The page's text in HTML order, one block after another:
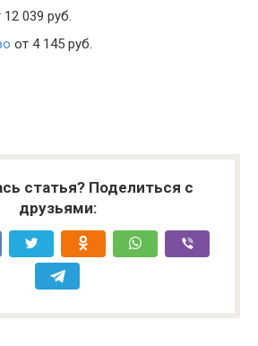
12 039 руб.
от 4 145 руб.
статья? Поделиться с
друзьями: